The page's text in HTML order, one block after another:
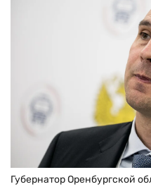
Губернатор Оренбургской